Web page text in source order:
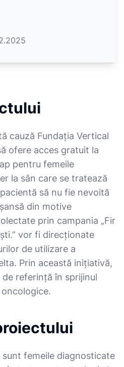
cauză Fundația Vertical
ofere acces gratuit la
pentru femeile
la sân care se tratează
să nu fie nevoită
din motive
prin campania „Fir
vor fi direcționate
de utilizare a
Prin această inițiativă,
referință în sprijinul
femeile diagnosticate